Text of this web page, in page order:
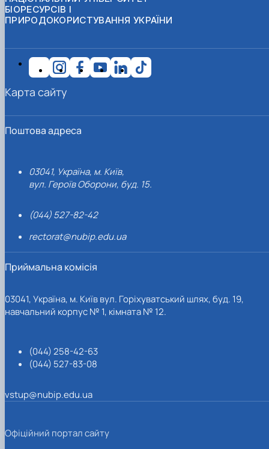
БІОРЕСУРСІВ І
ПРИРОДОКОРИСТУВАННЯ УКРАЇНИ
Поштова адреса
03041, Україна, м. Київ,
вул. Героїв Оборони, буд. 15.
(044) 527-82-42
rectorat@nubip.edu.ua
Приймальна комісія
03041, Україна, м. Київ вул. Горіхуватський шлях, буд. 19,
навчальний корпус № 1, кімната № 12.
(044) 258-42-63
(044) 527-83-08
vstup@nubip.edu.ua
Карта сайту
Офіційний портал сайту